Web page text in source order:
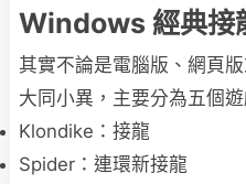
Windows 經典接
其實不論是電腦版、網頁
大同小異，主要分為五個遊
Klondike：接龍
Spider：連環新接龍